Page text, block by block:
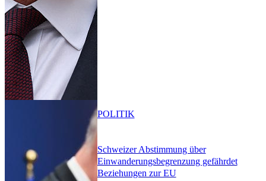
Schweizer Abstimmung über
Einwanderungsbegrenzung gefährdet
Beziehungen zur EU
POLITIK